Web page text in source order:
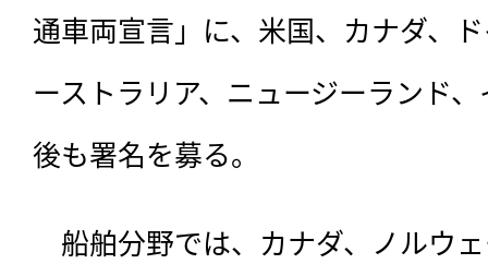
通車両宣言」に、米国、カナダ、
ーストラリア、ニュージーランド
後も署名を募る。
船舶分野では、カナダ、ノルウ